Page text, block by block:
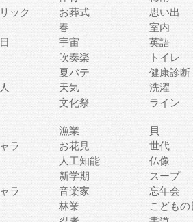
ック
お葬式 思い出
春
室内
宇宙 英語
吹奏楽
トイレ
夏バテ
健康診断
天気 洗濯
文化祭
ライン
漁業
貝
ラ
お花見 世代
人工知能
仏像
新学期
スープ
ラ
音楽家 忘年会
林業
こどもの